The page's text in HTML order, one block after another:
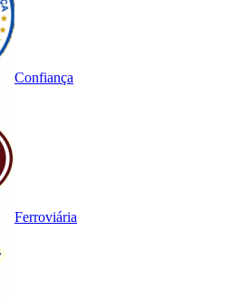
Confiança
Ferroviária